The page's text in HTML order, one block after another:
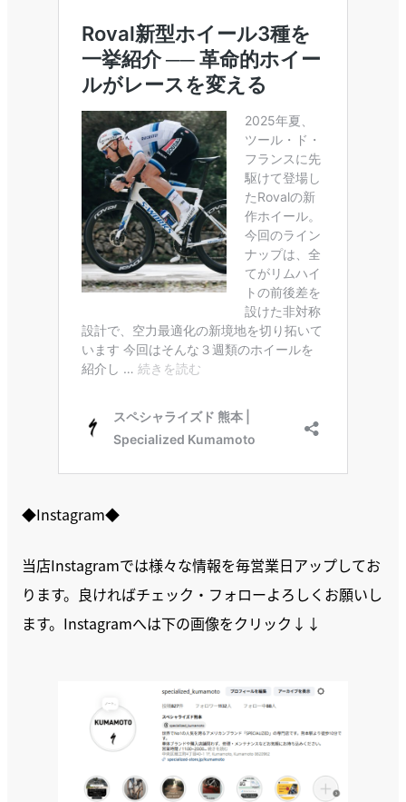
◆Instagram◆
当店Instagramでは様々な情報を毎営業日アップしてお
ります。良ければチェック・フォローよろしくお願いし
ます。Instagramへは下の画像をクリック↓↓